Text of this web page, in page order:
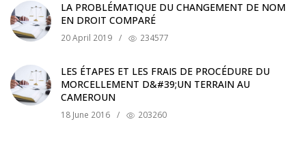
LA PROBLÉMATIQUE DU CHANGEMENT DE NOM
EN DROIT COMPARÉ
20 April 2019 / 234577
LES ÉTAPES ET LES FRAIS DE PROCÉDURE DU
MORCELLEMENT D&#39;UN TERRAIN AU
CAMEROUN
18 June 2016 / 203260